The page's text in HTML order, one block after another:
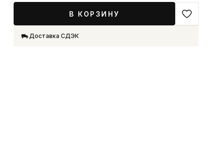
В КОРЗИНУ
Доставка СДЭК